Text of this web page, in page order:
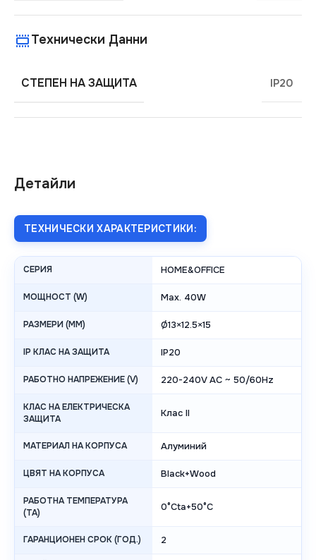
Детайли
ТЕХНИЧЕСКИ ХАРАКТЕРИСТИКИ:
СЕРИЯ HOME&OFFICE
МОЩНОСТ (W) Max. 40W
РАЗМЕРИ (ММ) Ø13×12.5×15
IP КЛАС НА ЗАЩИТА IP20
РАБОТНО НАПРЕЖЕНИЕ (V) 220-240V AC ~ 50/60Hz
КЛАС НА ЕЛЕКТРИЧЕСКА
ЗАЩИТА
Клас II
МАТЕРИАЛ НА КОРПУСА Алуминий
ЦВЯТ НА КОРПУСА Black+Wood
РАБОТНА ТЕМПЕРАТУРА
(TA)
0°Cta+50°C
ГАРАНЦИОНЕН СРОК (ГОД.) 2
Технически Данни
СТЕПЕН НА ЗАЩИТА IP20